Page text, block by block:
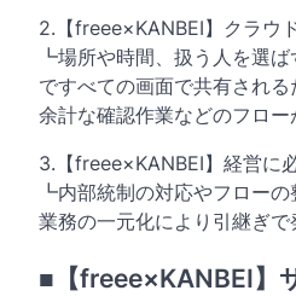
2.【freee×KANBEI】クラウ
┗場所や時間、扱う人を選
ですべての画面で共有され
余計な確認作業などのフロー
3.【freee×KANBEI】経営に
┗内部統制の対応やフローの
業務の一元化により引継ぎ
■【freee×KANBEI】